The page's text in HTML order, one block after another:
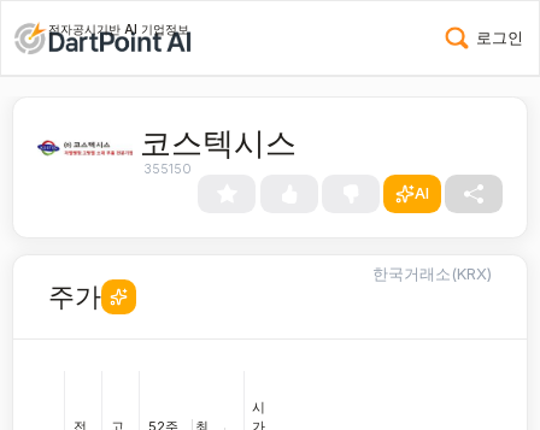
전자공시기반 AI 기업정보 로그인
코스텍시스
355150
AI
주가
한국거래소(KRX)
시